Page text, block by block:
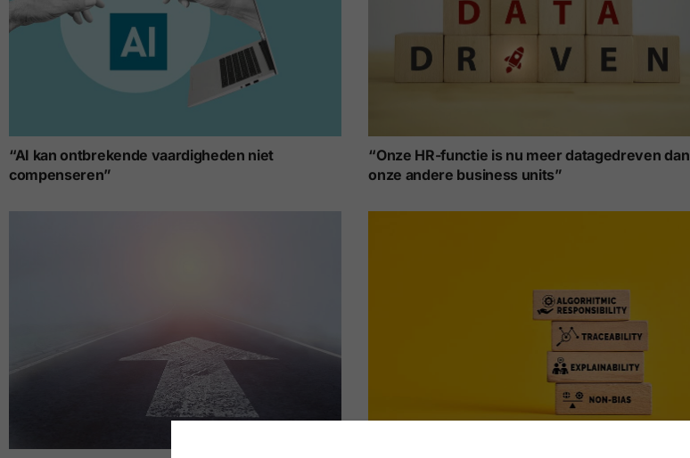
“AI kan ontbrekende vaardigheden niet
compenseren”
“Onze HR-functie is nu meer datagedreven dan
onze andere business units”